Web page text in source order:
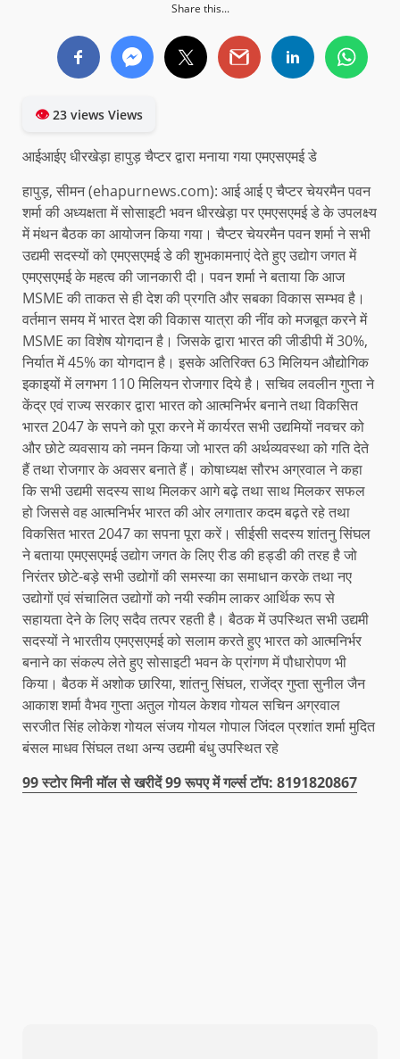
Share this...
👁23 views Views
आईआईए धीरखेड़ा हापुड़ चैप्टर द्वारा मनाया गया एमएसएमई डे
हापुड़, सीमन (ehapurnews.com): आई आई ए चैप्टर चेयरमैन पवन
शर्मा की अध्यक्षता में सोसाइटी भवन धीरखेड़ा पर एमएसएमई डे के उपलक्ष्य
में मंथन बैठक का आयोजन किया गया। चैप्टर चेयरमैन पवन शर्मा ने सभी
उद्यमी सदस्यों को एमएसएमई डे की शुभकामनाएं देते हुए उद्योग जगत में
एमएसएमई के महत्व की जानकारी दी। पवन शर्मा ने बताया कि आज
MSME की ताकत से ही देश की प्रगति और सबका विकास सम्भव है।
वर्तमान समय में भारत देश की विकास यात्रा की नींव को मजबूत करने में
MSME का विशेष योगदान है। जिसके द्वारा भारत की जीडीपी में 30%,
निर्यात में 45% का योगदान है। इसके अतिरिक्त 63 मिलियन औद्योगिक
इकाइयों में लगभग 110 मिलियन रोजगार दिये है। सचिव लवलीन गुप्ता ने
केंद्र एवं राज्य सरकार द्वारा भारत को आत्मनिर्भर बनाने तथा विकसित
भारत 2047 के सपने को पूरा करने में कार्यरत सभी उद्यमियों नवचर को
और छोटे व्यवसाय को नमन किया जो भारत की अर्थव्यवस्था को गति देते
हैं तथा रोजगार के अवसर बनाते हैं। कोषाध्यक्ष सौरभ अग्रवाल ने कहा
कि सभी उद्यमी सदस्य साथ मिलकर आगे बढ़े तथा साथ मिलकर सफल
हो जिससे वह आत्मनिर्भर भारत की ओर लगातार कदम बढ़ते रहे तथा
विकसित भारत 2047 का सपना पूरा करें। सीईसी सदस्य शांतनु सिंघल
ने बताया एमएसएमई उद्योग जगत के लिए रीड की हड्डी की तरह है जो
निरंतर छोटे-बड़े सभी उद्योगों की समस्या का समाधान करके तथा नए
उद्योगों एवं संचालित उद्योगों को नयी स्कीम लाकर आर्थिक रूप से
सहायता देने के लिए सदैव तत्पर रहती है। बैठक में उपस्थित सभी उद्यमी
सदस्यों ने भारतीय एमएसएमई को सलाम करते हुए भारत को आत्मनिर्भर
बनाने का संकल्प लेते हुए सोसाइटी भवन के प्रांगण में पौधारोपण भी
किया। बैठक में अशोक छारिया, शांतनु सिंघल, राजेंद्र गुप्ता सुनील जैन
आकाश शर्मा वैभव गुप्ता अतुल गोयल केशव गोयल सचिन अग्रवाल
सरजीत सिंह लोकेश गोयल संजय गोयल गोपाल जिंदल प्रशांत शर्मा मुदित
बंसल माधव सिंघल तथा अन्य उद्यमी बंधु उपस्थित रहे
99 स्टोर मिनी मॉल से खरीदें 99 रूपए में गर्ल्स टॉप: 8191820867